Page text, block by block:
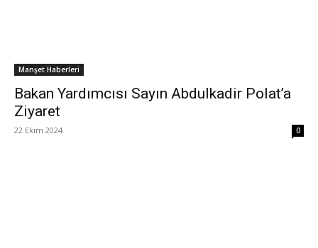
Manşet Haberleri
Bakan Yardımcısı Sayın Abdulkadir Polat’a
Ziyaret
22 Ekim 2024 0